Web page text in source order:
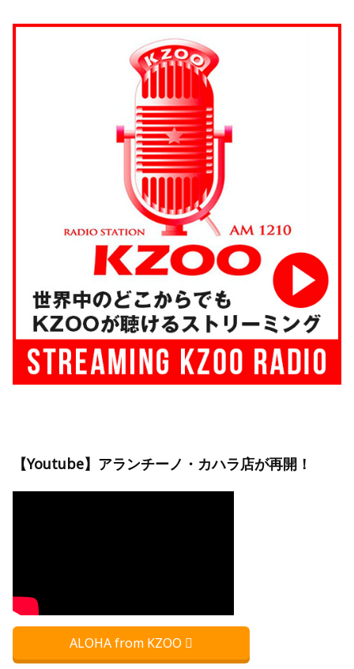
【Youtube】アランチーノ・カハラ店が再開！
ALOHA from KZOO